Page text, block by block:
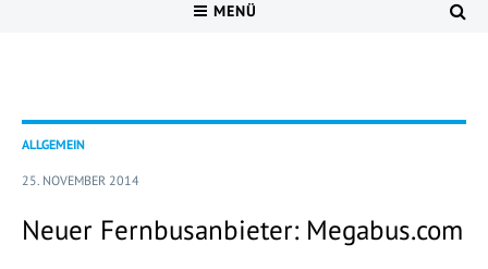
MENÜ
ALLGEMEIN
25. NOVEMBER 2014
Neuer Fernbusanbieter: Megabus.com